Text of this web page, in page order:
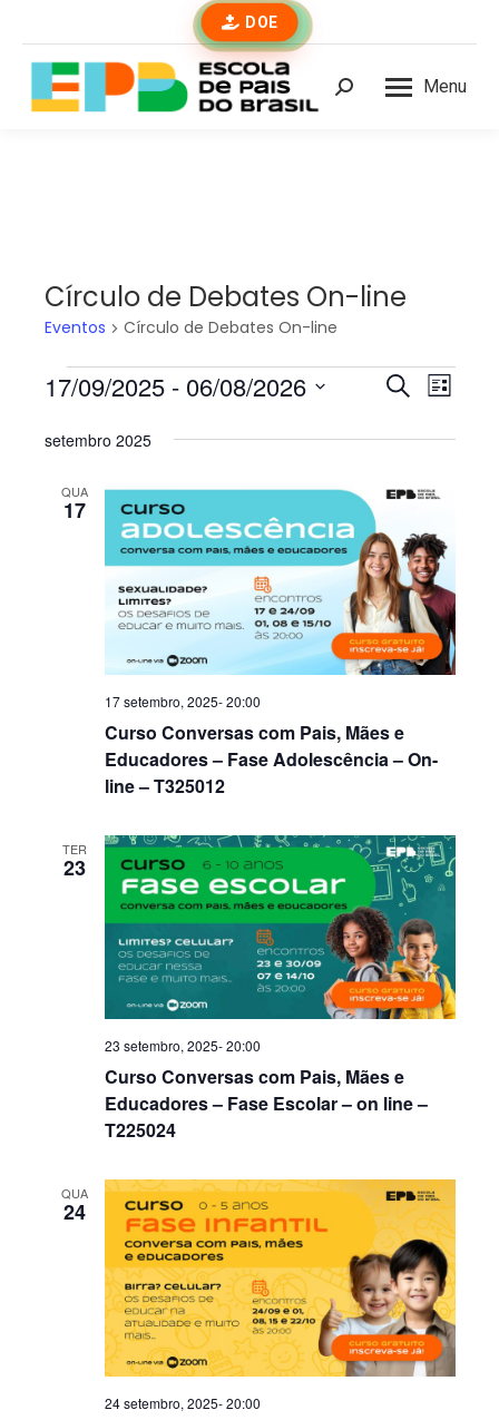
DOE
Menu
Buscar
Círculo de Debates On-line
Eventos Círculo de Debates On-line
Eventos
e
de
visuais
de
Procurar
Lista
17/09/2025 - 06/08/2026
a
data.
setembro 2025
QUA
17
Curso Conversas com Pais, Mães e
Educadores – Fase Adolescência – On-
line – T325012
17 setembro, 2025- 20:00
TER
23
Curso Conversas com Pais, Mães e
Educadores – Fase Escolar – on line –
T225024
23 setembro, 2025- 20:00
QUA
24
24 setembro, 2025- 20:00